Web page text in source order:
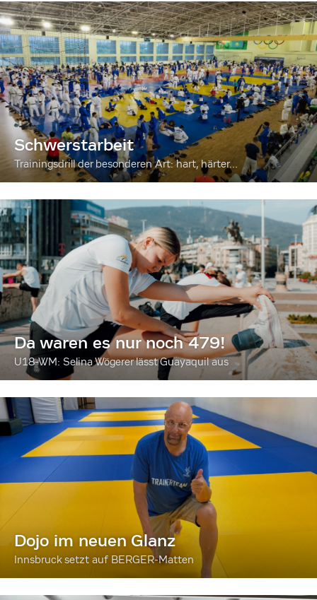
Schwerstarbeit
Trainingsdrill der besonderen Art: hart, härter...
Da waren es nur noch 479!
U18-WM: Selina Wögerer lässt Guayaquil aus
Dojo im neuen Glanz
Innsbruck setzt auf BERGER-Matten